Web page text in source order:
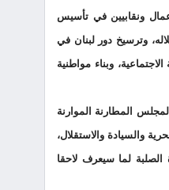
اعمال ونقابيين في تأسيس
وترسيخ دور لبنان في
وبناء مواطنية
لمجلس المطارنة الموارنة
والسيادة والاستقلال،
الصلبة لما سيعرف لاحقا